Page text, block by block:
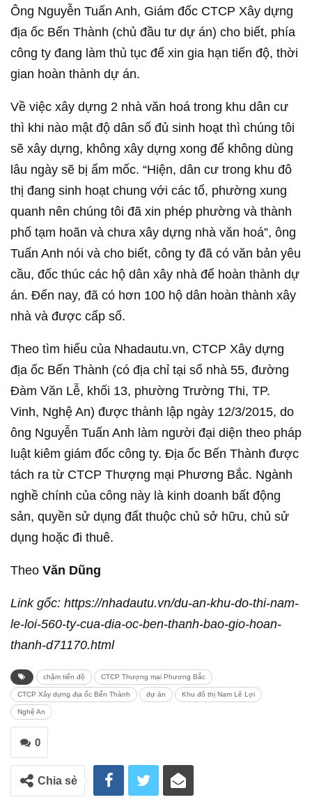
Ông Nguyễn Tuấn Anh, Giám đốc CTCP Xây dựng
địa ốc Bến Thành (chủ đầu tư dự án) cho biết, phía
công ty đang làm thủ tục để xin gia hạn tiến độ, thời
gian hoàn thành dự án.
Về việc xây dựng 2 nhà văn hoá trong khu dân cư
thì khi nào mật độ dân số đủ sinh hoạt thì chúng tôi
sẽ xây dựng, không xây dựng xong để không dùng
lâu ngày sẽ bị ẩm mốc. “Hiện, dân cư trong khu đô
thị đang sinh hoạt chung với các tổ, phường xung
quanh nên chúng tôi đã xin phép phường và thành
phố tạm hoãn và chưa xây dựng nhà văn hoá”, ông
Tuấn Anh nói và cho biết, công ty đã có văn bản yêu
cầu, đốc thúc các hộ dân xây nhà để hoàn thành dự
án. Đến nay, đã có hơn 100 hộ dân hoàn thành xây
nhà và được cấp sổ.
Theo tìm hiểu của Nhadautu.vn, CTCP Xây dựng
địa ốc Bến Thành (có địa chỉ tại số nhà 55, đường
Đàm Văn Lễ, khối 13, phường Trường Thi, TP.
Vinh, Nghệ An) được thành lập ngày 12/3/2015, do
ông Nguyễn Tuấn Anh làm người đại diện theo pháp
luật kiêm giám đốc công ty. Địa ốc Bến Thành được
tách ra từ CTCP Thượng mại Phương Bắc. Ngành
nghề chính của công này là kinh doanh bất động
sản, quyền sử dụng đất thuộc chủ sở hữu, chủ sử
dụng hoặc đi thuê.
Theo Văn Dũng
Link gốc: https://nhadautu.vn/du-an-khu-do-thi-nam-
le-loi-560-ty-cua-dia-oc-ben-thanh-bao-gio-hoan-
thanh-d71170.html
chậm tiến độ CTCP Thượng mại Phương Bắc
CTCP Xây dựng địa ốc Bến Thành dự án Khu đô thị Nam Lê Lợi
Nghệ An
0
Chia sẻ